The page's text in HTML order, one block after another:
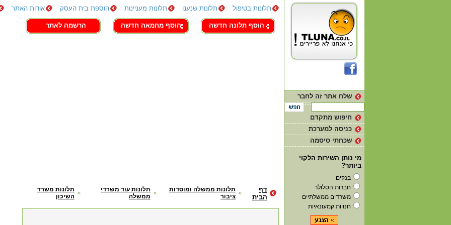
תלונות בטיפול תלונות שנענו תלונות מעניינות הוספת בית העסק אודות האתר
צור קשר
הוסף תלונה חדשה הוסף מחמאה חדשה הרשמה לאתר
תלונות משרד
השיכון
תלונות עוד משרדי
ממשלה
תלונות ממשלה ומוסדות
ציבור
דף
הבית
שלח אתר זה לחבר
חיפוש מתקדם
כניסה למערכת
שכחתי סיסמה
מי נותן השירות הלקוי
ביותר?
בנקים
חברות הסלולר
משרדים ממשלתיים
חנויות קמעונאיות